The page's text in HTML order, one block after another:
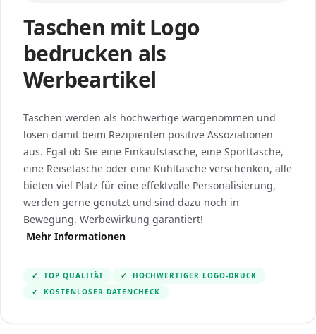
Taschen mit Logo
bedrucken als
Werbeartikel
Taschen werden als hochwertige wargenommen und
lösen damit beim Rezipienten positive Assoziationen
aus. Egal ob Sie eine Einkaufstasche, eine Sporttasche,
eine Reisetasche oder eine Kühltasche verschenken, alle
bieten viel Platz für eine effektvolle Personalisierung,
werden gerne genutzt und sind dazu noch in
Bewegung. Werbewirkung garantiert!
Mehr Informationen
✓ TOP QUALITÄT ✓
HOCHWERTIGER LOGO-DRUCK
✓
KOSTENLOSER DATENCHECK